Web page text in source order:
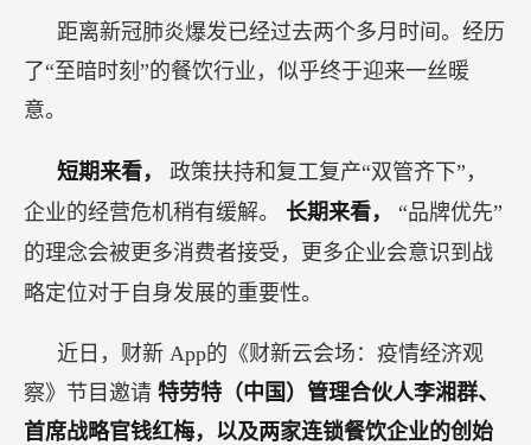
距离新冠肺炎爆发已经过去两个多月时间。经历
了“至暗时刻”的餐饮行业，似乎终于迎来一丝暖
意。
短期来看， 政策扶持和复工复产“双管齐下”，
企业的经营危机稍有缓解。 长期来看， “品牌优先”
的理念会被更多消费者接受，更多企业会意识到战
略定位对于自身发展的重要性。
近日，财新 App的《财新云会场：疫情经济观
察》节目邀请 特劳特（中国）管理合伙人李湘群、
首席战略官钱红梅，以及两家连锁餐饮企业的创始